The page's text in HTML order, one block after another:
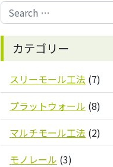
Search for:
カテゴリー
スリーモール工法 (7)
プラットウォール (8)
マルチモール工法 (2)
モノレール (3)